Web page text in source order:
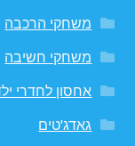
משחקי הרכבה
משחקי חשיבה
אחסון לחדרי
גאדג'טים